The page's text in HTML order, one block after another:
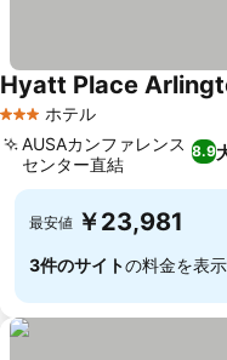
3 ホテルのランク
ホテル
Hyatt Place
8.9
AUSAカンファレンス
センター直結
最安値 ￥23,981
3件のサイトの料金を表示